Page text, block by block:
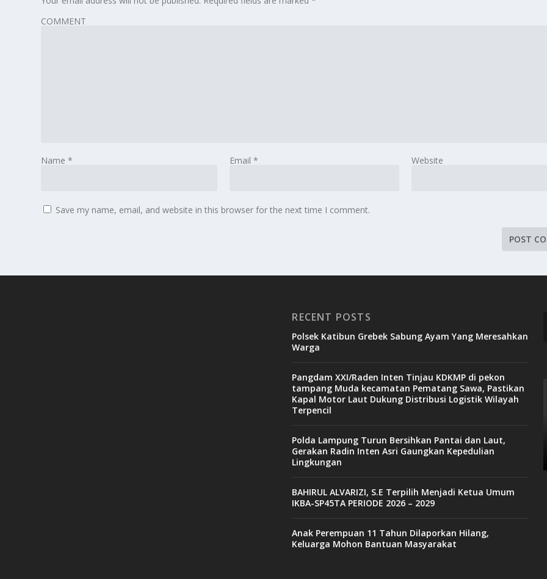
COMMENT
Name* Email * Website
Save my name, email, and website in this browser for the next time I comment.
RECENT POSTS
Polsek Katibun Grebek Sabung Ayam Yang Meresahkan
Warga
Pangdam XXI/Raden Inten Tinjau KDKMP di pekon
tampang Muda kecamatan Pematang Sawa, Pastikan
Kapal Motor Laut Dukung Distribusi Logistik Wilayah
Terpencil
Polda Lampung Turun Bersihkan Pantai dan Laut,
Gerakan Radin Inten Asri Gaungkan Kepedulian
Lingkungan
BAHIRUL ALVARIZI, S.E Terpilih Menjadi Ketua Umum
IKBA-SP45TA PERIODE 2026 – 2029
Anak Perempuan 11 Tahun Dilaporkan Hilang,
Keluarga Mohon Bantuan Masyarakat